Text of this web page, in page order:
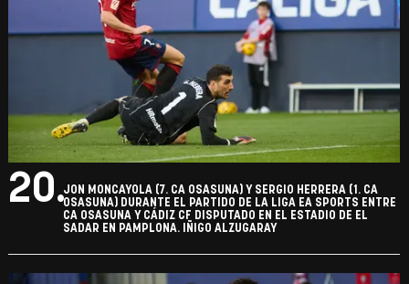
20.JON MONCAYOLA (7. CA OSASUNA) Y SERGIO HERRERA (1. CA
OSASUNA) DURANTE EL PARTIDO DE LA LIGA EA SPORTS ENTRE
CA OSASUNA Y CÁDIZ CF DISPUTADO EN EL ESTADIO DE EL
SADAR EN PAMPLONA. IÑIGO ALZUGARAY